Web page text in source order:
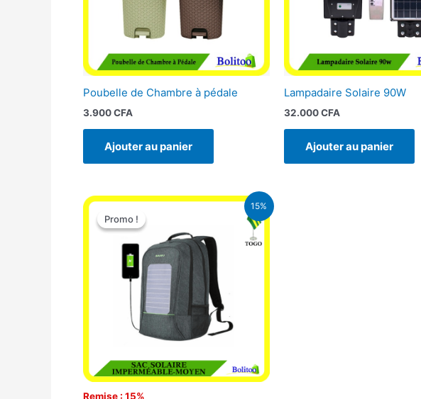
Poubelle de Chambre à pédale
3.900CFA
Ajouter au panier
Lampadaire Solaire 90W
32.000CFA
Ajouter au panier
15%
Promo !
Remise : 15%
Promo !
Le
initial
29.500 CFA.
Le
est :
25.000 CFA.